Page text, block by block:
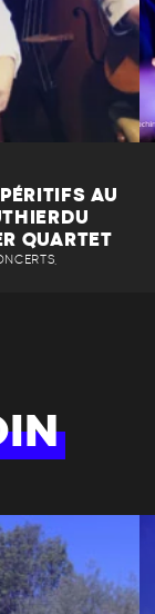
AU
QUARTET